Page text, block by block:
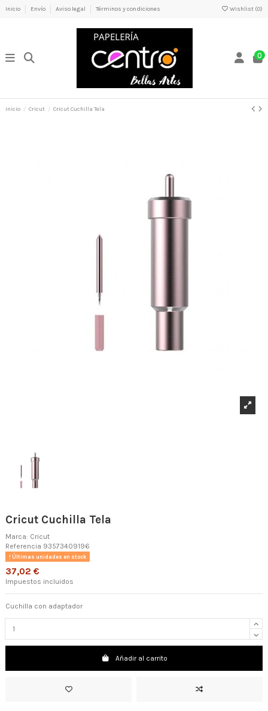
Inicio Envío Aviso legal Términos y condiciones Wishlist (0)
0
Inicio Cricut Cricut Cuchilla Tela
Cricut Cuchilla Tela
Marca: Cricut
Referencia 93573409196
Últimas unidades en stock
37,02 €
Impuestos incluidos
Cuchilla con adaptador
Añadir al carrito